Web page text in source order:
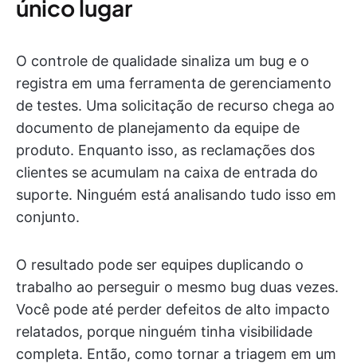
único lugar
O controle de qualidade sinaliza um bug e o
registra em uma ferramenta de gerenciamento
de testes. Uma solicitação de recurso chega ao
documento de planejamento da equipe de
produto. Enquanto isso, as reclamações dos
clientes se acumulam na caixa de entrada do
suporte. Ninguém está analisando tudo isso em
conjunto.
O resultado pode ser equipes duplicando o
trabalho ao perseguir o mesmo bug duas vezes.
Você pode até perder defeitos de alto impacto
relatados, porque ninguém tinha visibilidade
completa. Então, como tornar a triagem em um